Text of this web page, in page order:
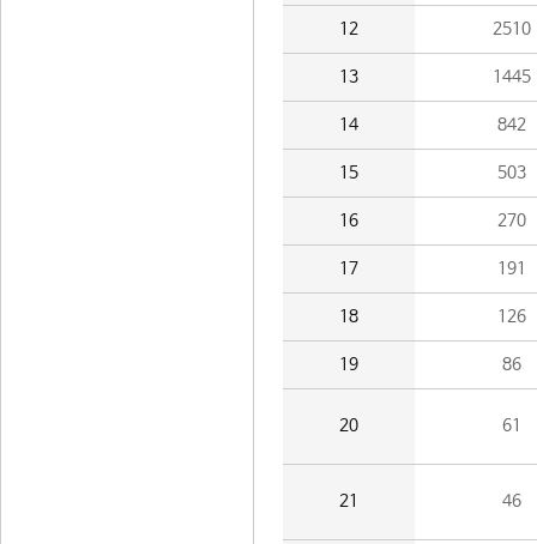
12 2510
13 1445
14 842
15 503
16 270
17 191
18 126
19 86
20 61
21 46